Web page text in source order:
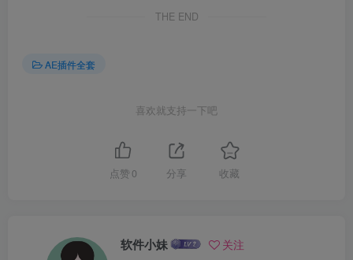
THE END
AE插件全套
喜欢就支持一下吧
点赞 0 分享 收藏
软件小妹 关注